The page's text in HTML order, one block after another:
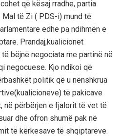
që kësaj rradhe, partia
të Zi ( PDS-i) mund të
edhe pa ndihmën e
Prandaj,kualicionet
bëjnë negociata me partinë në
negocuese. Kjo ndikoi që
politik që u nënshkrua
të pakicave
në përbërjen e fjalorit të vet të
dhe ofron shumë pak në
të kërkesave të shqiptarëve.